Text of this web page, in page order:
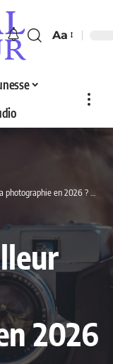
Aa
5 des meilleurs livres pour apprendre la photo
2026